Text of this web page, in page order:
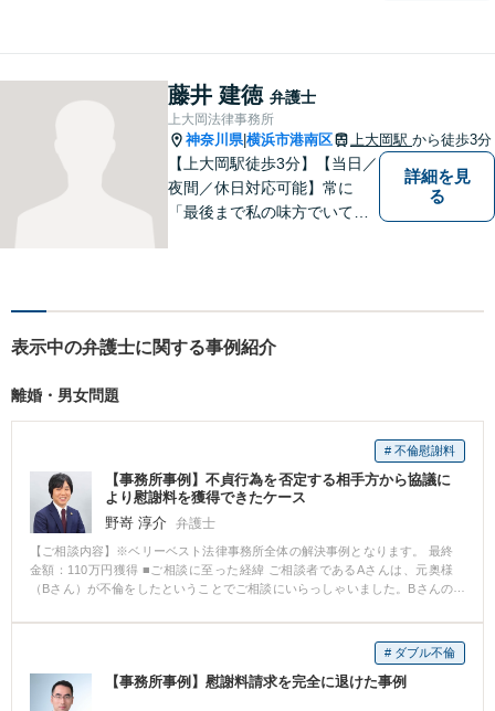
方々により良い法律サービス
を届けていきたいと思いま
す。 ぜひご相談ください。
藤井 建徳 弁護士
上大岡法律事務所
神奈川県|横浜市港南区 上大岡駅 から徒歩3分
【上大岡駅徒歩3分】【当日／
夜間／休日対応可能】常に
「最後まで私の味方でいてく
の法律事務所として皆様のお
す。
詳細を見
る
表示中の弁護士に関する事例紹介
離婚・男女問題
# 不倫慰謝料
【事務所事例】不貞行為を否定する相手方から協議に
より慰謝料を獲得できたケース
野嵜 淳介 弁護士
【ご相談内容】※ベリーベスト法律事務所全体の解決事例となります。 最終
金額：110万円獲得 ■ご相談に至った経緯 ご相談者であるAさんは、元奥様
（Bさん）が不倫をしたということでご相談にいらっしゃいました。Bさんの
料を請求しようと、弊所にご相談にいらっしゃいました。 ■ご相談内容 Aさん
は、Cさんが不貞行為を否定していたため、大変ご立腹であり、慰謝料を請求
したいとの意向でした。Aさんが保有している証拠は、BさんがCさんとの不
倫を認めているという録音でした。 ■ベリーベストの対応とその結果 弊所弁
護士はCさんに対し連絡をしたところ、Cさんは、不倫の事実を認めず、解決
# ダブル不倫
【事務所事例】慰謝料請求を完全に退けた事例